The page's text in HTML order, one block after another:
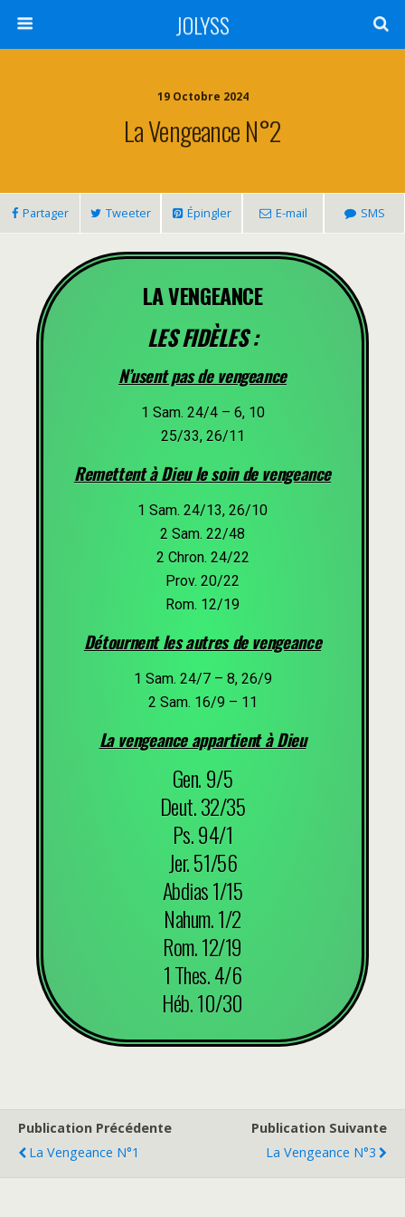
JOLYSS
19 Octobre 2024
La Vengeance N°2
Partager Tweeter Épingler E-mail SMS
LA VENGEANCE
LES FIDÈLES :
N’usent pas de vengeance
1 Sam. 24/4 – 6, 10
25/33, 26/11
Remettent à Dieu le soin de vengeance
1 Sam. 24/13, 26/10
2 Sam. 22/48
2 Chron. 24/22
Prov. 20/22
Rom. 12/19
Détournent les autres de vengeance
1 Sam. 24/7 – 8, 26/9
2 Sam. 16/9 – 11
La vengeance appartient à Dieu
Gen. 9/5
Deut. 32/35
Ps. 94/1
Jer. 51/56
Abdias 1/15
Nahum. 1/2
Rom. 12/19
1 Thes. 4/6
Héb. 10/30
Publication Précédente
La Vengeance N°1
Publication Suivante
La Vengeance N°3